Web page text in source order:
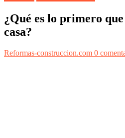
¿Qué es lo primero
casa?
Reformas-construccion.com 0